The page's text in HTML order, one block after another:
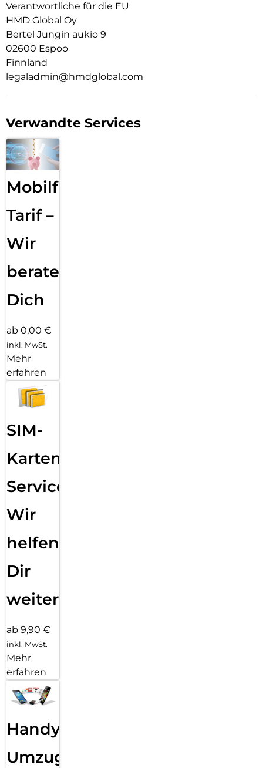
Verantwortliche für die EU
HMD Global Oy
Bertel Jungin aukio 9
02600 Espoo
Finnland
legaladmin@hmdglobal.com
Verwandte Services
Mobilfunk
Tarif –
Wir
beraten
Dich
ab 0,00 €
inkl. MwSt.
Mehr
erfahren
SIM-
Karten
Service:
Wir
helfen
Dir
weiter
ab 9,90 €
inkl. MwSt.
Mehr
erfahren
Handy
Umzug